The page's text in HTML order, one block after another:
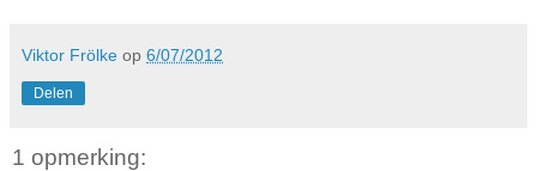
Viktor Frölke op 6/07/2012
Delen
1 opmerking: